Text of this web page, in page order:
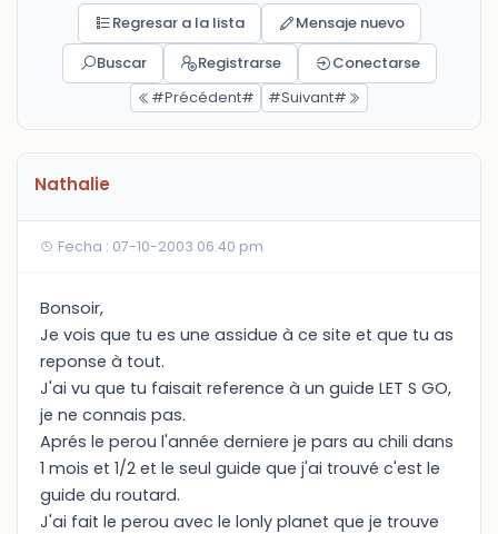
Regresar a la lista
Mensaje nuevo
Buscar
Registrarse
Conectarse
#Précédent#
#Suivant#
Nathalie
Fecha : 07-10-2003 06:40 pm
Bonsoir,
Je vois que tu es une assidue à ce site et que tu as
reponse à tout.
J'ai vu que tu faisait reference à un guide LET S GO,
je ne connais pas.
Aprés le perou l'année derniere je pars au chili dans
1 mois et 1/2 et le seul guide que j'ai trouvé c'est le
guide du routard.
J'ai fait le perou avec le lonly planet que je trouve